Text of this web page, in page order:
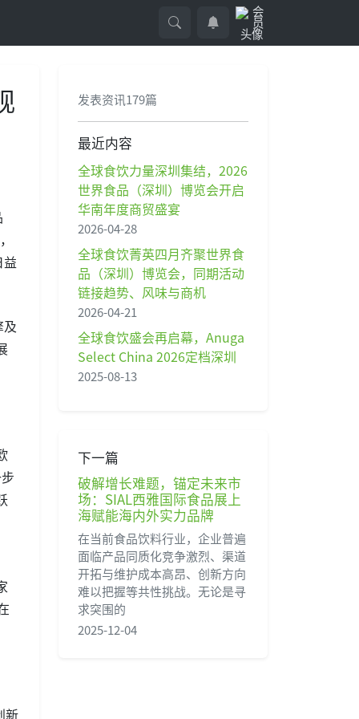
新
发表资讯179篇
最近内容
全球食饮力量深圳集结，2026
世界食品（深圳）博览会开启
华南年度商贸盛宴
2026-04-28
全球食饮菁英四月齐聚世界食
品（深圳）博览会，同期活动
链接趋势、风味与商机
2026-04-21
全球食饮盛会再启幕，Anuga
Select China 2026定档深圳
2025-08-13
下一篇
破解增长难题，锚定未来市
场：SIAL西雅国际食品展上
海赋能海内外实力品牌
在当前食品饮料行业，企业普遍
面临产品同质化竞争激烈、渠道
开拓与维护成本高昂、创新方向
难以把握等共性挑战。无论是寻
求突围的
2025-12-04